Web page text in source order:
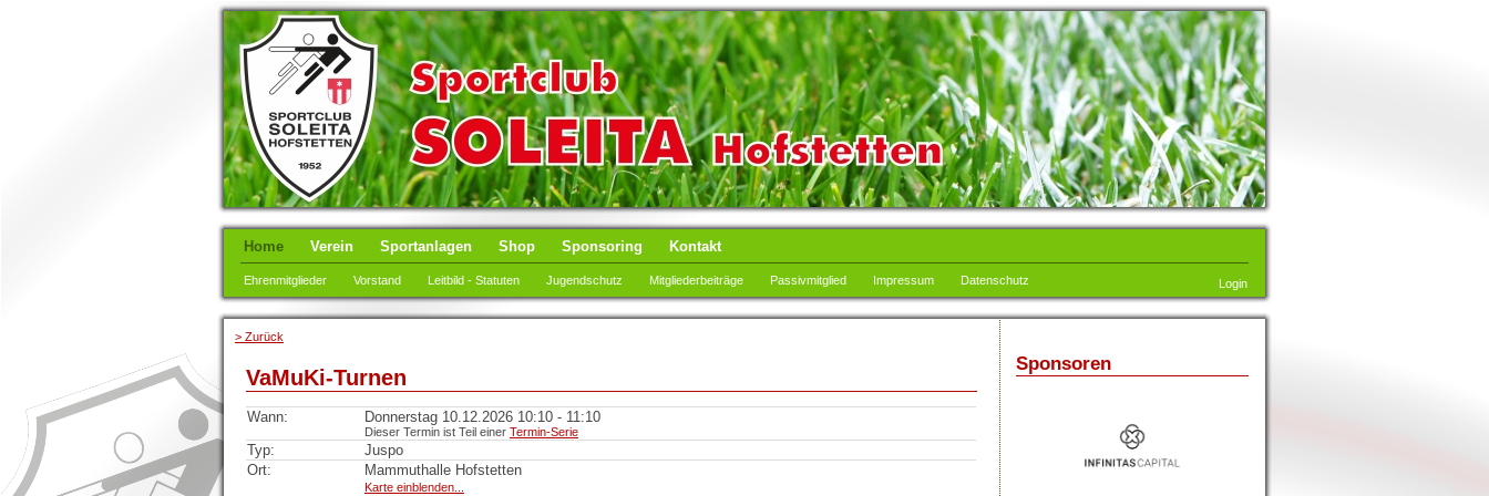
Home Verein Sportanlagen Shop Sponsoring Kontakt
Ehrenmitglieder Vorstand Leitbild - Statuten Jugendschutz Mitgliederbeiträge Passivmitglied Impressum Datenschutz Login
> Zurück
VaMuKi-Turnen
Wann: Donnerstag 10.12.2026 10:10 - 11:10
Dieser Termin ist Teil einer Termin-Serie
Typ:
Juspo
Ort:
Mammuthalle Hofstetten
Karte einblenden...
Sponsoren